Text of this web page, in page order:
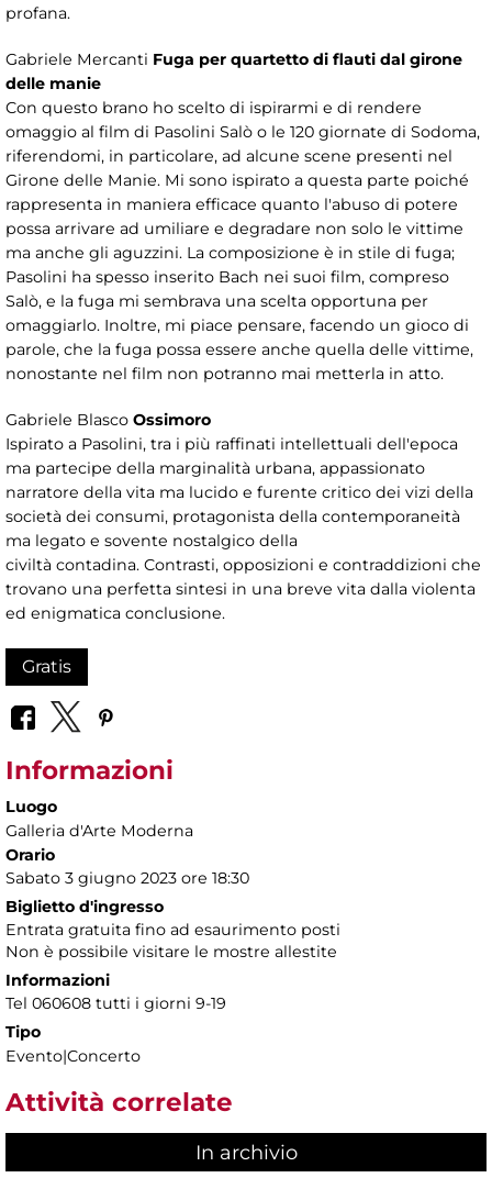
profana.
Gabriele Mercanti Fuga per quartetto di flauti dal girone
delle manie
Con questo brano ho scelto di ispirarmi e di rendere
omaggio al film di Pasolini Salò o le 120 giornate di Sodoma,
riferendomi, in particolare, ad alcune scene presenti nel
Girone delle Manie. Mi sono ispirato a questa parte poiché
rappresenta in maniera efficace quanto l'abuso di potere
possa arrivare ad umiliare e degradare non solo le vittime
ma anche gli aguzzini. La composizione è in stile di fuga;
Pasolini ha spesso inserito Bach nei suoi film, compreso
Salò, e la fuga mi sembrava una scelta opportuna per
omaggiarlo. Inoltre, mi piace pensare, facendo un gioco di
parole, che la fuga possa essere anche quella delle vittime,
nonostante nel film non potranno mai metterla in atto.
Gabriele Blasco Ossimoro
Ispirato a Pasolini, tra i più raffinati intellettuali dell'epoca
ma partecipe della marginalità urbana, appassionato
narratore della vita ma lucido e furente critico dei vizi della
società dei consumi, protagonista della contemporaneità
ma legato e sovente nostalgico della
civiltà contadina. Contrasti, opposizioni e contraddizioni che
trovano una perfetta sintesi in una breve vita dalla violenta
ed enigmatica conclusione.
Gratis
Informazioni
Luogo
Galleria d'Arte Moderna
Orario
Sabato 3 giugno 2023 ore 18:30
Biglietto d'ingresso
Entrata gratuita fino ad esaurimento posti
Non è possibile visitare le mostre allestite
Informazioni
Tel 060608 tutti i giorni 9-19
Tipo
Evento|Concerto
Attività correlate
In archivio